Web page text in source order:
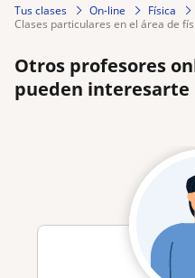
Tus clases On-line
Física
clases particulares en el área de
Otros profesores
pueden interesarte